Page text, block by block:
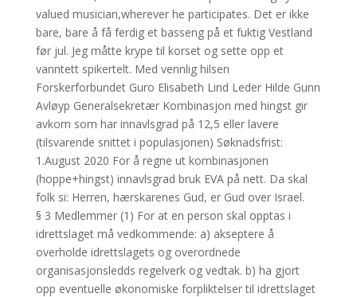
valued musician,wherever he participates. Det er ikke
bare, bare å få ferdig et basseng på et fuktig Vestland
før jul. Jeg måtte krype til korset og sette opp et
vanntett spikertelt. Med vennlig hilsen
Forskerforbundet Guro Elisabeth Lind Leder Hilde Gunn
Avløyp Generalsekretær Kombinasjon med hingst gir
avkom som har innavlsgrad på 12,5 eller lavere
(tilsvarende snittet i populasjonen) Søknadsfrist:
1.August 2020 For å regne ut kombinasjonen
(hoppe+hingst) innavlsgrad bruk EVA på nett. Da skal
folk si: Herren, hærskarenes Gud, er Gud over Israel.
§ 3 Medlemmer (1) For at en person skal opptas i
idrettslaget må vedkommende: a) akseptere å
overholde idrettslagets og overordnede
organisasjonsledds regelverk og vedtak. b) ha gjort
opp eventuelle økonomiske forpliktelser til idrettslaget